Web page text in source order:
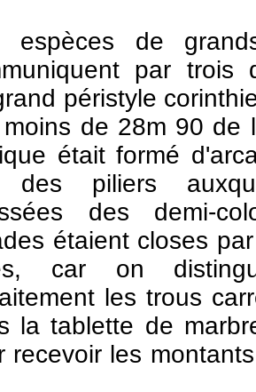
espèces de
par trois
péristyle
de 28m 90 de
était formé
des piliers
des demi-
étaient closes
car on
les trous
la tablette de
recevoir les